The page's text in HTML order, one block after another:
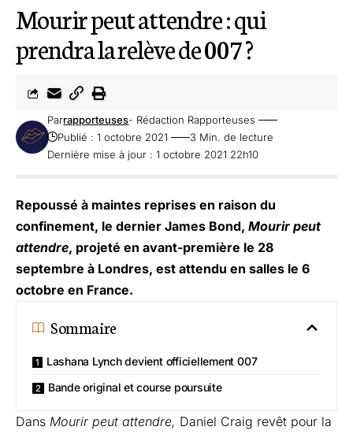
Mourir peut attendre : qui
prendra la relève de 007 ?
Dernière mise à jour : 1 octobre 2021 22h10
Parrapporteuses- Rédaction Rapporteuses
Publié : 1 octobre 2021
3 Min. de lecture
Repoussé à maintes reprises en raison du
confinement, le dernier James Bond, Mourir peut
attendre, projeté en avant-première le 28
septembre à Londres, est attendu en salles le 6
octobre en France.
Sommaire
Lashana Lynch devient officiellement 007
Bande original et course poursuite
Dans Mourir peut attendre, Daniel Craig revêt pour la